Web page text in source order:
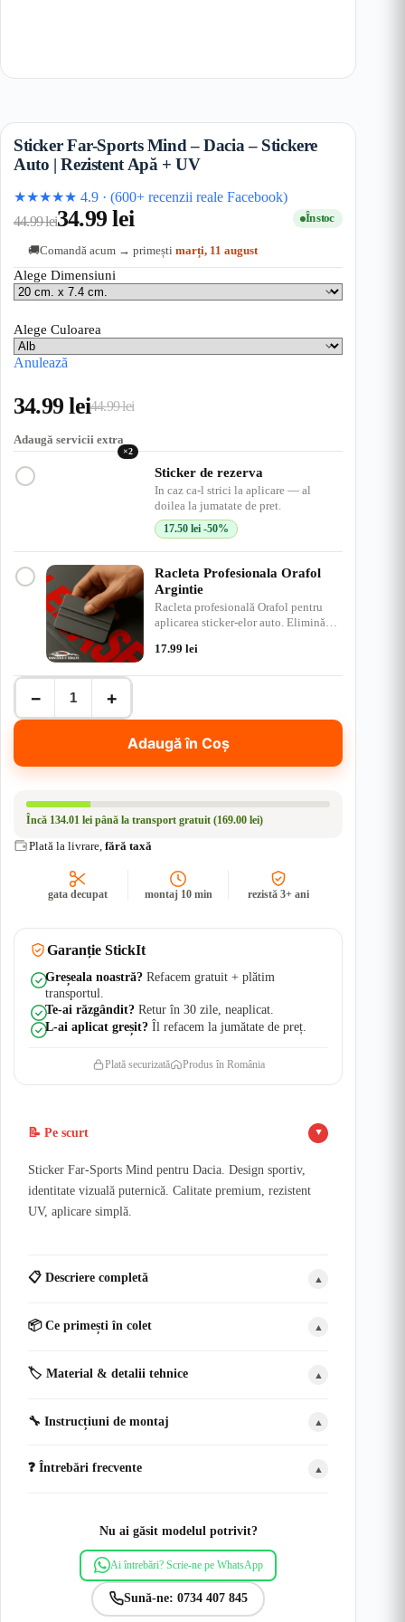
Sticker Far-Sports Mind – Dacia – Stickere
Auto | Rezistent Apă + UV
★★★★★ 4.9 · (600+ recenzii reale Facebook)
44.99lei34.99lei În stoc
🚚Comandă acum → primești marți, 11 august
Alege Dimensiuni
Alege Culoarea
Anulează
44.99lei
Prețul
inițial
44.99 lei.
34.99lei
Prețul
curent
34.99 lei.
Adaugă servicii extra
×2
Sticker de rezerva
In caz ca-l strici la aplicare — al
doilea la jumatate de pret.
17.50lei -50%
Racleta Profesionala Orafol
Argintie
Racleta profesională Orafol pentru
aplicarea sticker-elor auto. Elimină
17.99lei
Cantitate
Sticker
Far-
Sports
-
Stickere
Auto
|
Rezistent
− +
Adaugă în Coș
Încă 134.01 lei până la transport gratuit (169.00 lei)
Plată la livrare, fără taxă
gata decupat montaj 10 min rezistă 3+ ani
Garanție StickIt
Greșeala noastră? Refacem gratuit + plătim
transportul.
Te-ai răzgândit? Retur în 30 zile, neaplicat.
L-ai aplicat greșit? Îl refacem la jumătate de preț.
Plată securizată Produs în România
📝 Pe scurt ▲
Sticker Far-Sports Mind pentru Dacia. Design sportiv,
identitate vizuală puternică. Calitate premium, rezistent
UV, aplicare simplă.
📋 Descriere completă ▲
📦 Ce primești în colet ▲
🏷️ Material & detalii tehnice ▲
🔧 Instrucțiuni de montaj ▲
❓ Întrebări frecvente ▲
Nu ai găsit modelul potrivit?
Ai întrebări? Scrie-ne pe WhatsApp
Sună-ne: 0734 407 845